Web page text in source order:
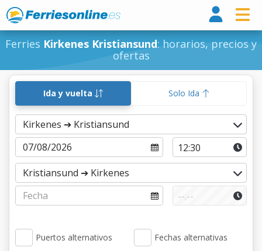
Ferries Kirkenes Kristiansund: horarios, precios y
ofertas
Ida y vuelta Solo Ida
Puertos alternativos Fechas alternativas